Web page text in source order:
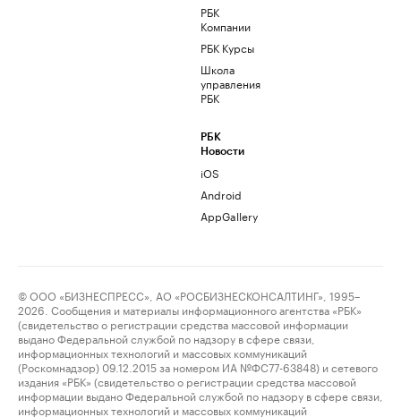
РБК
Компании
РБК Курсы
Школа
управления
РБК
РБК
Новости
iOS
Android
AppGallery
© ООО «БИЗНЕСПРЕСС», АО «РОСБИЗНЕСКОНСАЛТИНГ», 1995–
2026. Сообщения и материалы информационного агентства «РБК»
(свидетельство о регистрации средства массовой информации
выдано Федеральной службой по надзору в сфере связи,
информационных технологий и массовых коммуникаций
(Роскомнадзор) 09.12.2015 за номером ИА №ФС77-63848) и сетевого
издания «РБК» (свидетельство о регистрации средства массовой
информации выдано Федеральной службой по надзору в сфере связи,
информационных технологий и массовых коммуникаций